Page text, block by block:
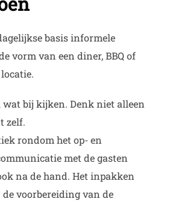
basis informele
vorm van een diner, BBQ of
wat bij kijken. Denk niet alleen
zelf.
rondom het op- en
met de gasten
na de hand. Het inpakken
voorbereiding van de